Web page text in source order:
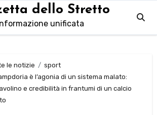
dello Stretto
unificata
le notizie
sport
è l’agonia di un sistema malato:
e credibilità in frantumi di un calcio